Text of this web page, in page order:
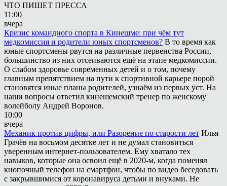
ЧТО ПИШЕТ ПРЕССА
11:00
вчера
Кризис командного спорта в Кинешме: при чём тут
медкомиссия и родители юных спортсменов? В то время как
юные спортсмены рвутся на различные первенства России,
большинство из них отсеиваются ещё на этапе медкомиссии.
О слабом здоровье современных детей и о том, почему
главным препятствием на пути к спортивной карьере порой
становятся иные планы родителей, узнаём из первых уст. На
наши вопросы ответил кинешемский тренер по женскому
волейболу Андрей Воронов.
10:00
вчера
Механик против цифры, или Разорение по старости лет Илья
Грачёв на восьмом десятке лет и не думал становиться
уверенным интернет-пользователем. Ему хватало тех
навыков, которые она освоил ещё в 2020-м, когда поменял
кнопочный телефон на смартфон, чтобы по видео беседовать
с закрывшимися от коронавируса детьми и внуками. Не